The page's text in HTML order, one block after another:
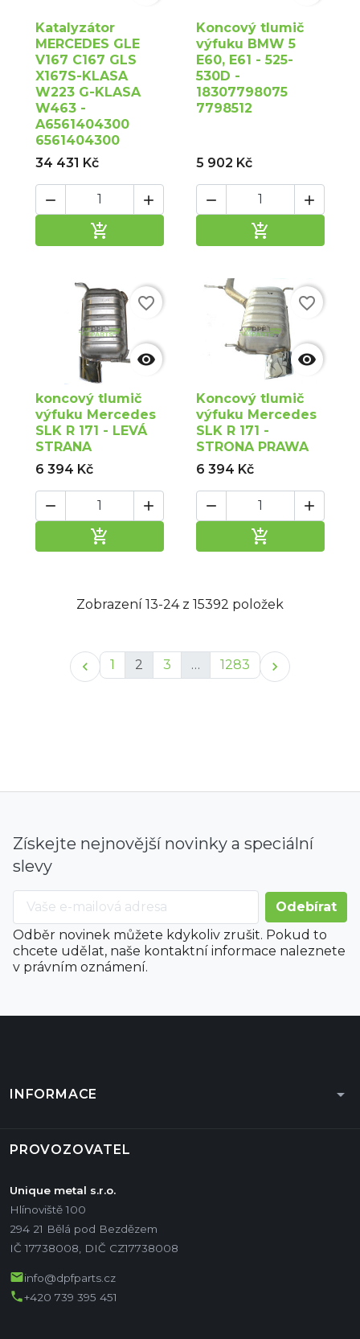
Katalyzátor
MERCEDES GLE
V167 C167 GLS
X167S-KLASA
W223 G-KLASA
W463 -
A6561404300
6561404300
34 431 Kč
 

Koncový tlumič
výfuku BMW 5
E60, E61 - 525-
530D -
18307798075
7798512
5 902 Kč
 


favorite_border
koncový tlumič
výfuku Mercedes
SLK R 171 - LEVÁ
STRANA
6 394 Kč
 


favorite_border
Koncový tlumič
výfuku Mercedes
SLK R 171 -
STRONA PRAWA
6 394 Kč
 

Zobrazení 13-24 z 15392 položek
 1 2 3 … 1283 
Získejte nejnovější novinky a speciální
slevy
Odběr novinek můžete kdykoliv zrušit. Pokud to
chcete udělat, naše kontaktní informace naleznete
v právním oznámení.
INFORMACE arrow_drop_down
PROVOZOVATEL
Unique metal s.r.o.
Hlínoviště 100
294 21 Bělá pod Bezdězem
IČ 17738008, DIČ CZ17738008
mailinfo@dpfparts.cz
phone+420 739 395 451